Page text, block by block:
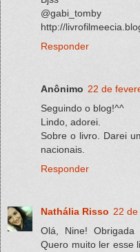
@gabi_tomby
http://
Responder
Anônimo 22 de
Seguindo o blog!^^
Lindo, adorei.
Sobre o livro. Darei
nacionais.
Responder
Nathália Risso 22 de
Olá, Nine!
Quero muito ler esse